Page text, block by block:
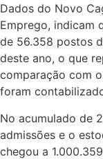
Dados do Novo
Emprego, indicam
de 56.358 postos
deste ano, o que
comparação com
foram
No acumulado de
admissões e o
chegou a